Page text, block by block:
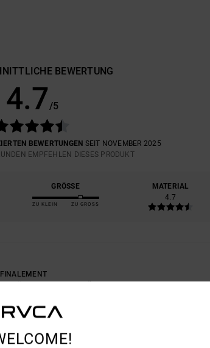
BEWERTUNG
4.7/5
BEWERTUNGEN SEIT NOVEMBER 2025
EMPFEHLEN DIESES PRODUKT
GRÖSSE
ZU KLEIN ZU GROSS
MATERIAL
4.7